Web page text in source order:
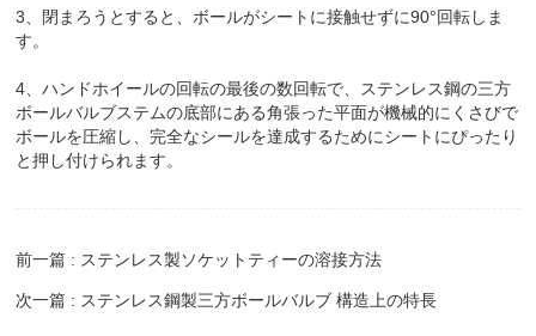
3、閉まろうとすると、ボールがシートに接触せずに90°回転しま
す。
4、ハンドホイールの回転の最後の数回転で、ステンレス鋼の三方
ボールバルブステムの底部にある角張った平面が機械的にくさびで
ボールを圧縮し、完全なシールを達成するためにシートにぴったり
と押し付けられます。
前一篇 : ステンレス製ソケットティーの溶接方法
次一篇 : ステンレス鋼製三方ボールバルブ 構造上の特長